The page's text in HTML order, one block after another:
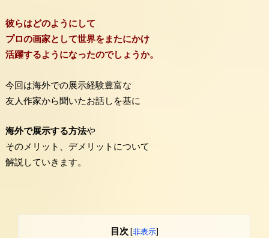
彼らはどのようにして
プロの画家として世界をまたにかけ
活躍するようになったのでしょうか。
今回は海外での展示経験豊富な
友人作家から聞いたお話しを基に
海外で展示する方法や
そのメリット、デメリットについて
解説していきます。
目次 [非表示]